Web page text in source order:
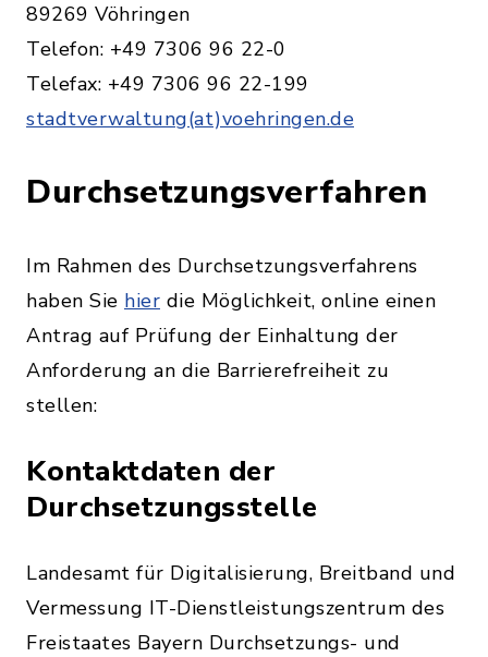
89269 Vöhringen
Telefon: +49 7306 96 22-0
Telefax: +49 7306 96 22-199
stadtverwaltung(at)voehringen.de
Durchsetzungsverfahren
Im Rahmen des Durchsetzungsverfahrens
haben Sie hier die Möglichkeit, online einen
Antrag auf Prüfung der Einhaltung der
Anforderung an die Barrierefreiheit zu
stellen:
Kontaktdaten der
Durchsetzungsstelle
Landesamt für Digitalisierung, Breitband und
Vermessung IT-Dienstleistungszentrum des
Freistaates Bayern Durchsetzungs- und